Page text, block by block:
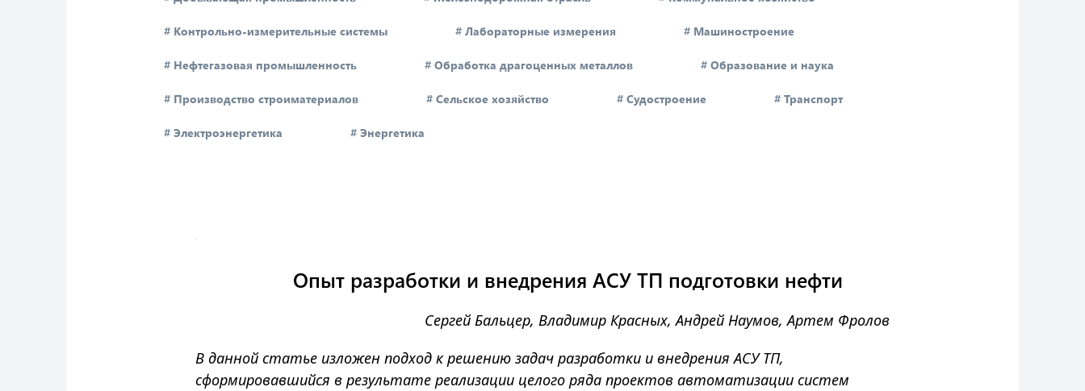
# Контрольно-измерительные системы # Лабораторные измерения # Машиностроение
# Нефтегазовая промышленность # Обработка драгоценных металлов # Образование и наука
# Производство строиматериалов # Сельское хозяйство # Судостроение # Транспорт
# Электроэнергетика # Энергетика
Опыт разработки и внедрения АСУ ТП подготовки нефти
Сергей Бальцер, Владимир Красных, Андрей Наумов, Артем Фролов
В данной статье изложен подход к решению задач разработки и внедрения АСУ ТП,
сформировавшийся в результате реализации целого ряда проектов автоматизации систем